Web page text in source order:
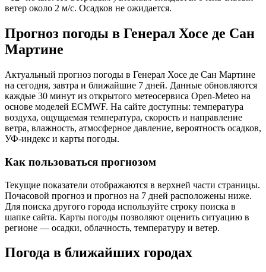
ветер около 2 м/с. Осадков не ожидается.
Прогноз погоды в Генерал Хосе де Сан
Мартине
Актуальный прогноз погоды в Генерал Хосе де Сан Мартине
на сегодня, завтра и ближайшие 7 дней. Данные обновляются
каждые 30 минут из открытого метеосервиса Open-Meteo на
основе моделей ECMWF. На сайте доступны: температура
воздуха, ощущаемая температура, скорость и направление
ветра, влажность, атмосферное давление, вероятность осадков,
УФ-индекс и карты погоды.
Как пользоваться прогнозом
Текущие показатели отображаются в верхней части страницы.
Почасовой прогноз и прогноз на 7 дней расположены ниже.
Для поиска другого города используйте строку поиска в
шапке сайта. Карты погоды позволяют оценить ситуацию в
регионе — осадки, облачность, температуру и ветер.
Погода в ближайших городах